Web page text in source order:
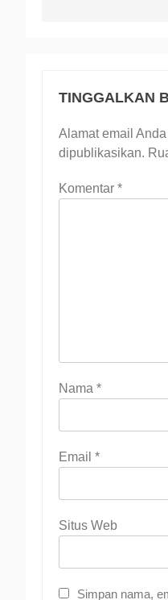
TINGGALKAN
Alamat email
dipublikasikan.
Komentar *
Nama *
Email *
Situs Web
Simpan nama,